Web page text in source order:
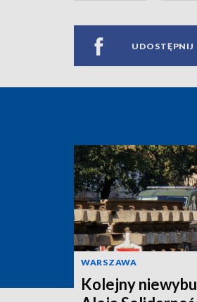
UDOSTĘPNIJ
WARSZAWA
Kolejny